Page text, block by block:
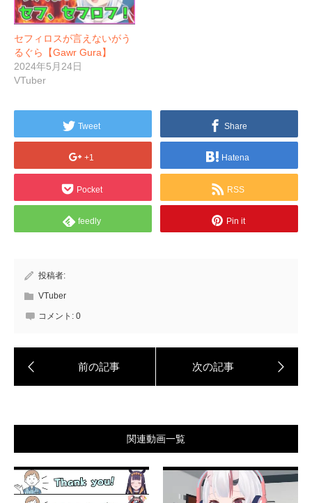
セフィロスが言えないがう
るぐら【Gawr Gura】
2024年5月24日
VTuber
Tweet Share
+1 Hatena
Pocket RSS
feedly Pin it
投稿者:
VTuber
コメント: 0
関連動画一覧